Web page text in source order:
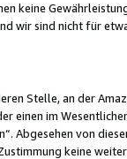
keine
wir sind nicht für
Stelle, an der
einen im
Abgesehen von
keine